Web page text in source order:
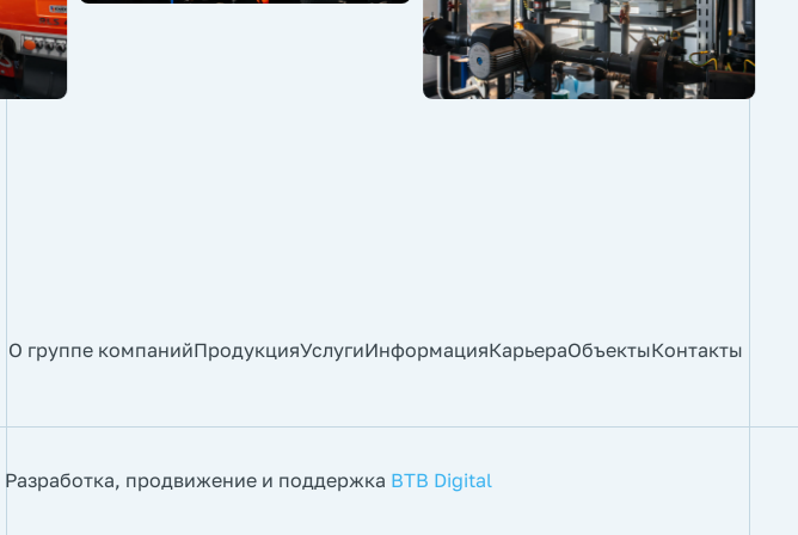
О группе компанийПродукцияУслугиИнформацияКарьераОбъектыКонтакты
Разработка, продвижение и поддержка BTB Digital